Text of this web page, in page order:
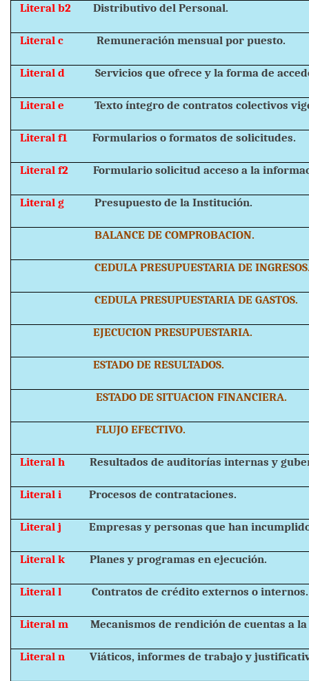
Literal b2 Distributivo del Personal.
Literal c Remuneración mensual por puesto.
Literal d Servicios que ofrece y la forma de
Literal e Texto íntegro de contratos colectivos
Literal f1 Formularios o formatos de solicitudes.
Literal f2 Formulario solicitud acceso a la
Literal g Presupuesto de la Institución.
BALANCE DE COMPROBACION.
CEDULA PRESUPUESTARIA DE
CEDULA PRESUPUESTARIA DE GASTOS.
EJECUCION PRESUPUESTARIA.
ESTADO DE RESULTADOS.
ESTADO DE SITUACION FINANCIERA.
FLUJO EFECTIVO.
Literal h Resultados de auditorías internas y
Literal i Procesos de contrataciones.
Literal j Empresas y personas que han
Literal k Planes y programas en ejecución.
Literal l Contratos de crédito externos o internos.
Literal m Mecanismos de rendición de cuentas a
Literal n Viáticos, informes de trabajo y